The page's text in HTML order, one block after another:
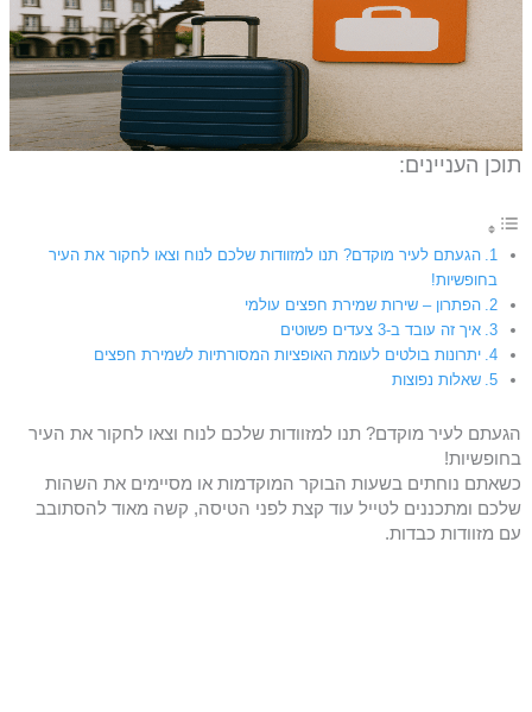
תוכן העניינים:
הגעתם לעיר מוקדם? תנו למזוודות שלכם לנוח וצאו לחקור את העיר
בחופשיות!
הפתרון – שירות שמירת חפצים עולמי
איך זה עובד ב-3 צעדים פשוטים
יתרונות בולטים לעומת האופציות המסורתיות לשמירת חפצים
שאלות נפוצות
הגעתם לעיר מוקדם? תנו למזוודות שלכם לנוח וצאו לחקור את העיר
בחופשיות!
כשאתם נוחתים בשעות הבוקר המוקדמות או מסיימים את השהות
שלכם ומתכננים לטייל עוד קצת לפני הטיסה, קשה מאוד להסתובב
עם מזוודות כבדות.